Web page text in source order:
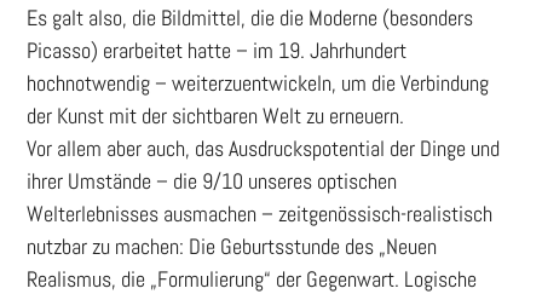
Es galt also, die Bildmittel, die die Moderne (besonders
Picasso) erarbeitet hatte – im 19. Jahrhundert
hochnotwendig – weiterzuentwickeln, um die Verbindung
der Kunst mit der sichtbaren Welt zu erneuern.
Vor allem aber auch, das Ausdruckspotential der Dinge und
ihrer Umstände – die 9/10 unseres optischen
Welterlebnisses ausmachen – zeitgenössisch-realistisch
nutzbar zu machen: Die Geburtsstunde des „Neuen
Realismus, die „Formulierung“ der Gegenwart. Logische